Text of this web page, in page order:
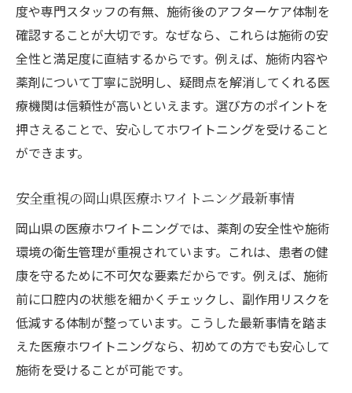
満足できる医療ホワイトニング選びのポイ
ント
理想の笑顔へ導く医療ホワイトニングの選
び方
納得できる医療ホワイトニングで自信のあ
る口元へ
力
選んで良かった医療ホワイトニング体験談
医療ホワイトニングで叶える理想の白い歯
と笑顔
度や専門スタッフの有無、施術後のアフターケア体制を
確認することが大切です。なぜなら、これらは施術の安
全性と満足度に直結するからです。例えば、施術内容や
薬剤について丁寧に説明し、疑問点を解消してくれる医
療機関は信頼性が高いといえます。選び方のポイントを
押さえることで、安心してホワイトニングを受けること
ができます。
安全重視の岡山県医療ホワイトニング最新事情
岡山県の医療ホワイトニングでは、薬剤の安全性や施術
環境の衛生管理が重視されています。これは、患者の健
康を守るために不可欠な要素だからです。例えば、施術
前に口腔内の状態を細かくチェックし、副作用リスクを
低減する体制が整っています。こうした最新事情を踏ま
えた医療ホワイトニングなら、初めての方でも安心して
施術を受けることが可能です。